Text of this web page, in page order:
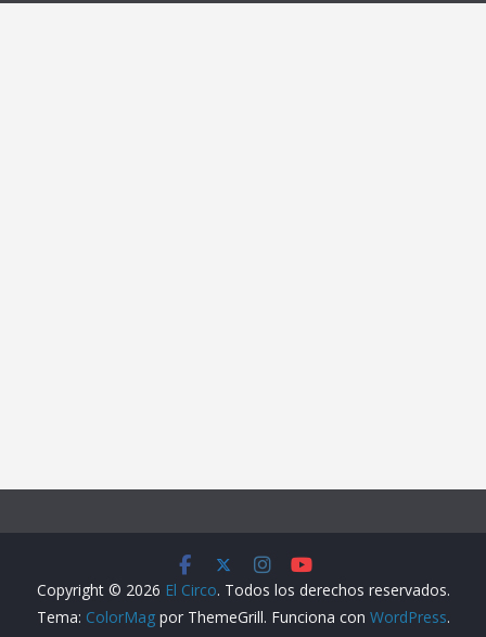
Copyright © 2026 El Circo. Todos los derechos reservados.
Tema: ColorMagpor ThemeGrill. Funciona con WordPress.